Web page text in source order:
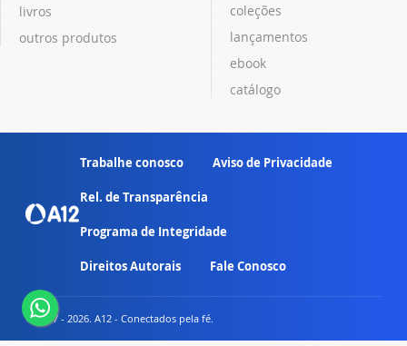
livros
outros produtos
coleções
lançamentos
ebook
catálogo
Trabalhe conosco Aviso de Privacidade
Rel. de Transparência
Programa de Integridade
Direitos Autorais Fale Conosco
© 2007 - 2026. A12 - Conectados pela fé.